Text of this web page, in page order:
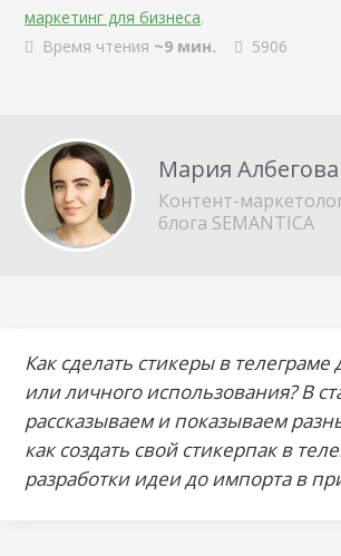
маркетинг для бизнеса.
Время чтения ~9 мин. 5906
Мария Албегова
Контент-
блога SEMANTICA
Как сделать стикеры в телеграме
или личного использования? В
рассказываем и показываем
как создать свой стикерпак в
разработки идеи до импорта в